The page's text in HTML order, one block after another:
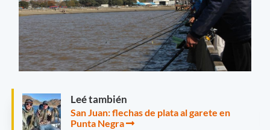
Leé también
San Juan: flechas de plata al garete en
Punta Negra